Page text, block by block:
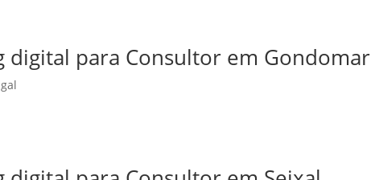
digital para Consultor em Gondomar